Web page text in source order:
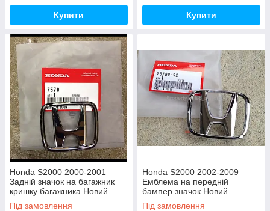
Купити Купити
Honda S2000 2000-2001
Задній значок на багажник
кришку багажника Новий
Оригінал
Під замовлення
Honda S2000 2002-2009
Емблема на передній
бампер значок Новий
Оригінал
Під замовлення